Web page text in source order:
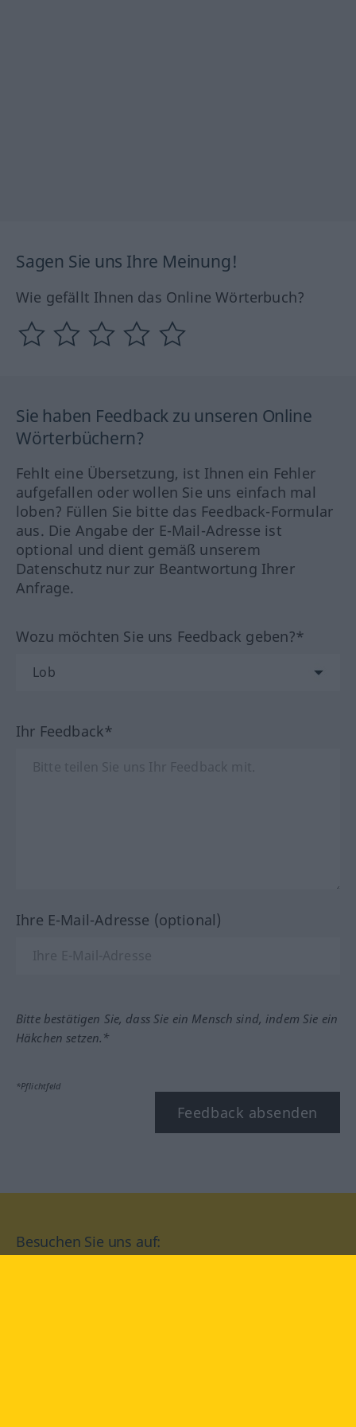
Sagen Sie uns Ihre Meinung!
Wie gefällt Ihnen das Online Wörterbuch?
Sie haben Feedback zu unseren Online
Wörterbüchern?
Fehlt eine Übersetzung, ist Ihnen ein Fehler
aufgefallen oder wollen Sie uns einfach mal
loben? Füllen Sie bitte das Feedback-Formular
aus. Die Angabe der E-Mail-Adresse ist
optional und dient gemäß unserem
Datenschutz nur zur Beantwortung Ihrer
Anfrage.
Wozu möchten Sie uns Feedback geben?*
Ihr Feedback*
Ihre E-Mail-Adresse (optional)
Bitte bestätigen Sie, dass Sie ein Mensch sind, indem Sie ein
Häkchen setzen.*
*Pflichtfeld
Feedback absenden
Besuchen Sie uns auf: